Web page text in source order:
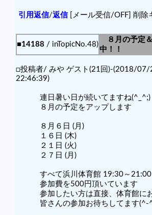
引用返信/返信[メール受信/OFF] 削除
■14188 / inTopicNo.48)
８月の予定
中！！
□投稿者/ みや ゲスト(21回)-(2018/07/
22:46:39)
連日暑い日が続いてますね(^_^;)
８月の予定をアップします
８月６日 (月)
１６日 (木)
２１日 (火)
２７日 (月)
すべて浜川体育館 19:30～21:00
参加費を500円頂いています
参加したい方は直接、体育館に
皆さんの参加お待ちしてます(^-